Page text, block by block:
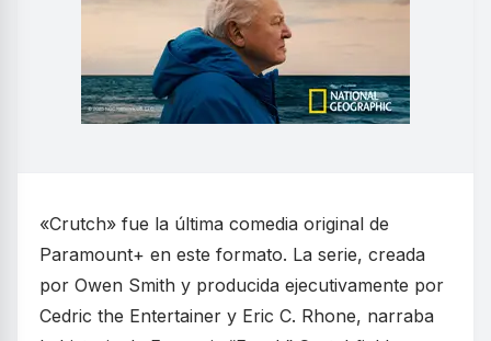
«Crutch» fue la última comedia original de
Paramount+ en este formato. La serie, creada
por Owen Smith y producida ejecutivamente por
Cedric the Entertainer y Eric C. Rhone, narraba